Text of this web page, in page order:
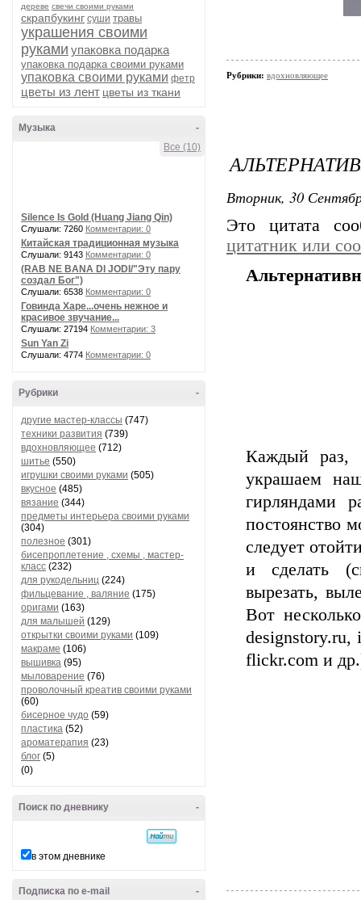
дереве свечи своими руками
скрапбукинг суши травы
украшения своими
руками упаковка подарка
упаковка подарка своими руками
упаковка своими руками фетр
цветы из лент цветы из ткани
-
Музыка
Все (10)
Silence Is Gold (Huang Jiang Qin)
Слушали: 7260 Комментарии: 0
Китайская традиционная музыка
Слушали: 9143 Комментарии: 0
(RAB NE BANA DI JODI/"Эту пару
создал Бог")
Слушали: 6538 Комментарии: 0
Говинда Харе...очень нежное и
красивое звучание...
Слушали: 27194 Комментарии: 3
Sun Yan Zi
Слушали: 4774 Комментарии: 0
-
Рубрики
другие мастер-классы (747)
техники развития (739)
вдохновляющее (712)
шитье (550)
игрушки своими руками (505)
вкусное (485)
вязание (344)
предметы интерьера своими руками
(304)
полезное (301)
бисепроплетение , схемы , мастер-
класс (232)
для рукодельниц (224)
фильцевание , валяние (175)
оригами (163)
для малышей (129)
открытки своими руками (109)
макраме (106)
вышивка (95)
мыловарение (76)
проволочный креатив своими руками
(60)
бисерное чудо (59)
пластика (52)
ароматерапия (23)
блог (5)
(0)
-
Поиск по дневнику
в этом дневнике
-
Подписка по e-mail
Рубрики: вдохновляющее
Вторник, 30
Это цитата
цитатник или
Каждый раз,
украшаем
гирляндами
постоянство
следует
и сделать
вырезать,
Вот
designstory.ru,
flickr.com и